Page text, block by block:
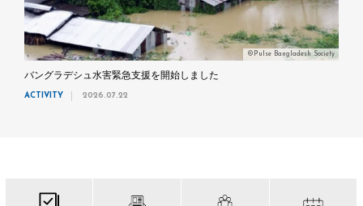
©Pulse Bangladesh Society
バングラデシュ水害緊急支援を開始しました
ACTIVITY 2026.07.22